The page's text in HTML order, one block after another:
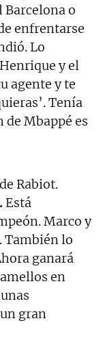
Barcelona o
enfrentarse
Lo
y el
agente y te
Tenía
de Mbappé es
Rabiot.
Está
Marco y
También lo
ganará
en
gran